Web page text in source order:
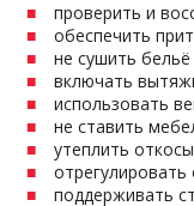
проверить и
обеспечить
не сушить
включать
использовать
не ставить
утеплить
отрегулировать
поддерживать